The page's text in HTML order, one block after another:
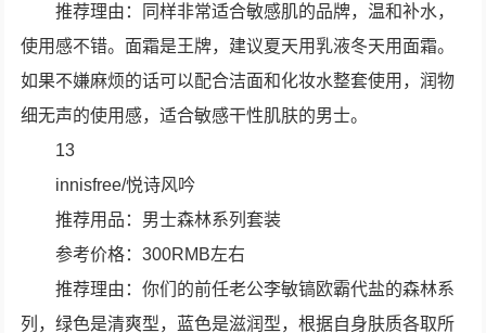
推荐理由：同样非常适合敏感肌的品牌，温和补水，
使用感不错。面霜是王牌，建议夏天用乳液冬天用面霜。
如果不嫌麻烦的话可以配合洁面和化妆水整套使用，润物
细无声的使用感，适合敏感干性肌肤的男士。
13
innisfree/悦诗风吟
推荐用品：男士森林系列套装
参考价格：300RMB左右
推荐理由：你们的前任老公李敏镐欧霸代盐的森林系
列，绿色是清爽型，蓝色是滋润型，根据自身肤质各取所